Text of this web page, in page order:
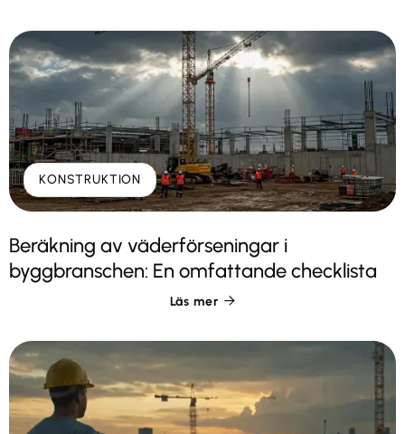
KONSTRUKTION
Beräkning av väderförseningar i
byggbranschen: En omfattande checklista
Läs mer 